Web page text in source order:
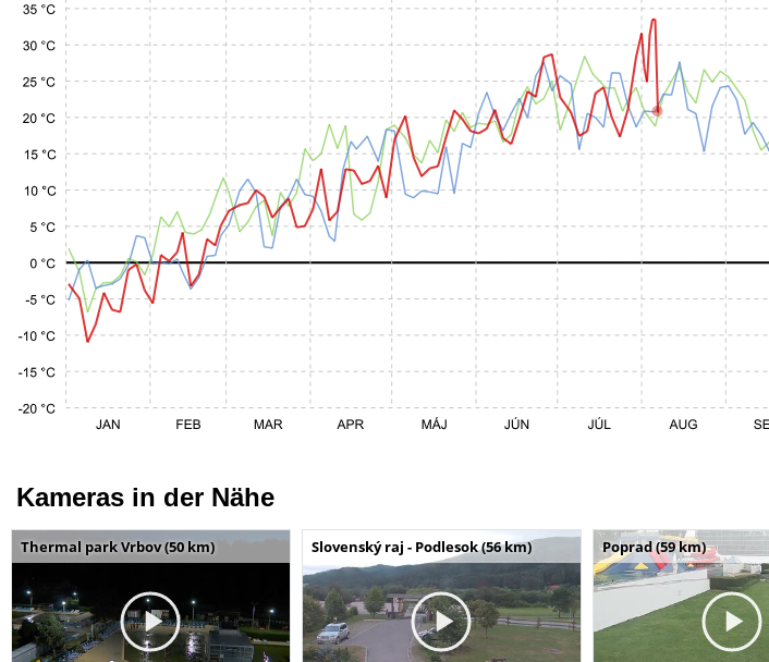
Kameras in der Nähe
Thermal park Vrbov (50 km) Slovenský raj - Podlesok (56 km) Poprad (59 km)